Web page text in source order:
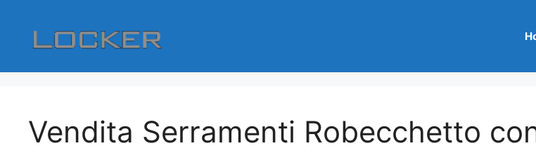
contenuto
Vendita Serramenti Robecchetto